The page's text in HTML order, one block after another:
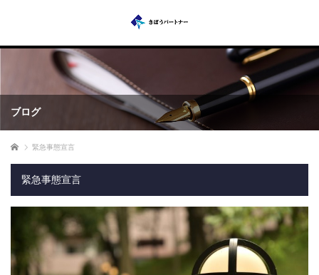
ブログ
ホーム 緊急事態宣言
緊急事態宣言